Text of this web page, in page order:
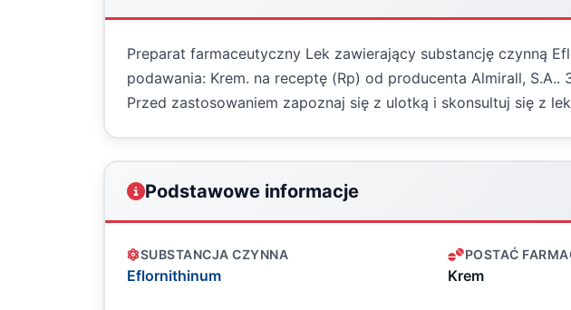
Preparat farmaceutyczny Lek zawierający substancję czynną
podawania: Krem. na receptę (Rp) od producenta Almirall, S.A..
Przed zastosowaniem zapoznaj się z ulotką i skonsultuj się z
Podstawowe informacje
SUBSTANCJA CZYNNA
Eflornithinum
POSTAĆ
Krem